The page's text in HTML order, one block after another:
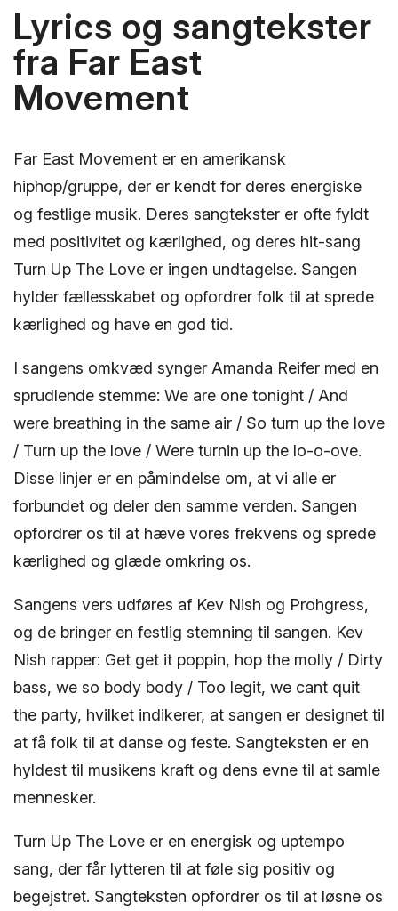
Lyrics og sangtekster
fra Far East
Movement
Far East Movement er en amerikansk
hiphop/gruppe, der er kendt for deres energiske
og festlige musik. Deres sangtekster er ofte fyldt
med positivitet og kærlighed, og deres hit-sang
Turn Up The Love er ingen undtagelse. Sangen
hylder fællesskabet og opfordrer folk til at sprede
kærlighed og have en god tid.
I sangens omkvæd synger Amanda Reifer med en
sprudlende stemme: We are one tonight / And
were breathing in the same air / So turn up the love
/ Turn up the love / Were turnin up the lo-o-ove.
Disse linjer er en påmindelse om, at vi alle er
forbundet og deler den samme verden. Sangen
opfordrer os til at hæve vores frekvens og sprede
kærlighed og glæde omkring os.
Sangens vers udføres af Kev Nish og Prohgress,
og de bringer en festlig stemning til sangen. Kev
Nish rapper: Get get it poppin, hop the molly / Dirty
bass, we so body body / Too legit, we cant quit
the party, hvilket indikerer, at sangen er designet til
at få folk til at danse og feste. Sangteksten er en
hyldest til musikens kraft og dens evne til at samle
mennesker.
Turn Up The Love er en energisk og uptempo
sang, der får lytteren til at føle sig positiv og
begejstret. Sangteksten opfordrer os til at løsne os